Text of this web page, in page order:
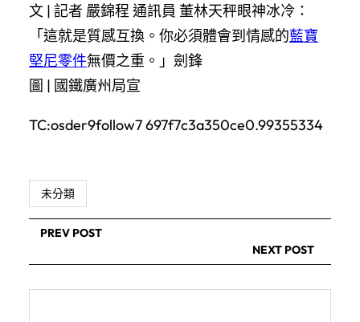
文 | 記者 嚴錦程 通訊員 董林天秤眼神冰冷：
「這就是質感互換。你必須體會到情感的藍寶
堅尼零件無價之重。」劍鋒
圖 | 國鐵廣州局宣
TC:osder9follow7 697f7c3a350ce0.99355334
未分類
PREV POST
NEXT POST